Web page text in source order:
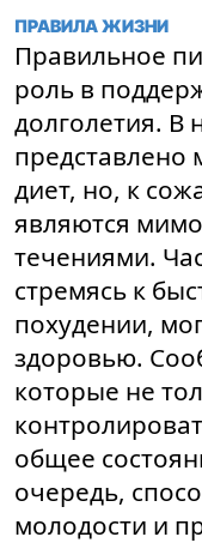
ПРАВИЛА ЖИЗНИ
Правильное
роль в
долголетия.
представлено
диет, но, к
являются
течениями.
стремясь к
похудении,
здоровью.
которые не
общее
очередь,
молодости и